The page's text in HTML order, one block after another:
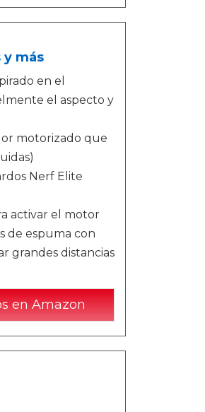
y más
en el
el aspecto y
motorizado que
Nerf Elite
activar el motor
de espuma con
grandes distancias
en Amazon